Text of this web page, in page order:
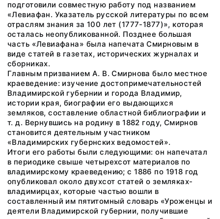
подготовили совместную работу под названием
«Левиафан. Указатель русской литературы по всем
отраслям знания за 100 лет (1777-1877)», которая
осталась неопубликованной. Позднее большая
часть «Левиафана» была напечата Смирновым в
виде статей в газетах, исторических журналах и
сборниках.
Главным призванием А. В. Смирнова было местное
краеведение: изучение достопримечательностей
Владимирской губернии и города Владимир,
истории края, биографии его выдающихся
земляков, составление областной библиографии и
т. д. Вернувшись на родину в 1882 году, Смирнов
становится деятельным участником
«Владимирских губернских ведомостей».
Итоги его работы были следующими: он напечатал
в периодике свыше четырехсот материалов по
владимирскому краеведению; с 1886 по 1918 год
опубликовал около двухсот статей о земляках-
владимирцах, которые частью вошли в
составленный им пятитомный словарь «Уроженцы и
деятели Владимирской губернии, получившие